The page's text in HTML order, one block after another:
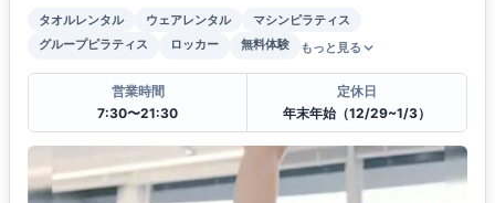
タオルレンタル ウェアレンタル
マシンピラティス
グループピラティス
ロッカー 無料体験 もっと見る
営業時間
7:30〜21:30
定休日
年末年始（12/29~1/3）